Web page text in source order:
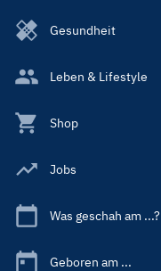
Gesundheit
Leben & Lifestyle
Shop
Jobs
Was geschah am ...?
Geboren am ...